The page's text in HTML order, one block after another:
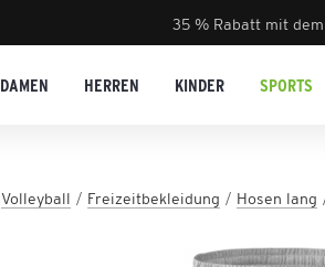
35 % Rabatt mit
DAMEN HERREN KINDER SPORTS
Volleyball Freizeitbekleidung Hosen lang